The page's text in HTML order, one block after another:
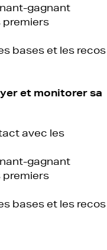
gagnant
premiers
bases et les recos
et monitorer sa
avec les
gagnant
premiers
bases et les recos